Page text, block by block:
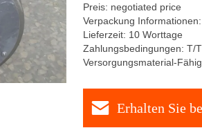
Preis: negotiated price
Verpackung
Lieferzeit: 10 Worttage
Zahlungsbedingungen: T/T
Versorgungsmaterial-
Erhalten Sie